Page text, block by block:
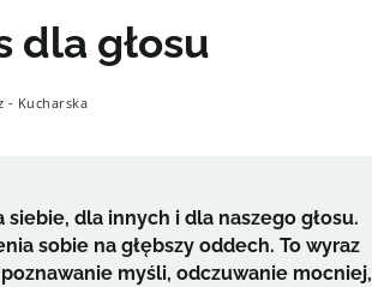
dla głosu
- Kucharska
dla innych i dla naszego głosu.
sobie na głębszy oddech. To wyraz
myśli, odczuwanie mocniej,